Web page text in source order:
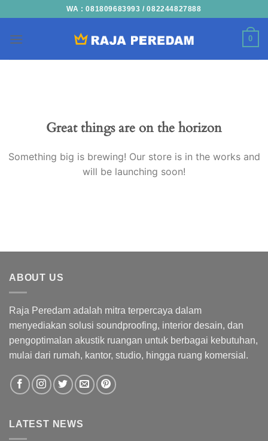
content
WA : 081809683993 / 082244827888
0
Great things are on the horizon
Something big is brewing! Our store is in the works and
will be launching soon!
ABOUT US
Raja Peredam adalah mitra terpercaya dalam
menyediakan solusi soundproofing, interior desain, dan
pengoptimalan akustik ruangan untuk berbagai kebutuhan,
mulai dari rumah, kantor, studio, hingga ruang komersial.
LATEST NEWS